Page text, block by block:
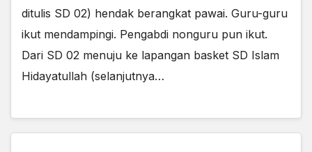
ditulis SD 02) hendak berangkat pawai. Guru-guru
ikut mendampingi. Pengabdi nonguru pun ikut.
Dari SD 02 menuju ke lapangan basket SD Islam
Hidayatullah (selanjutnya…